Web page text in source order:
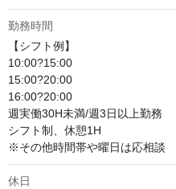
勤務時間
【シフト例】
10:00?15:00
15:00?20:00
16:00?20:00
週実働30H未満/週3日以上勤務
シフト制、休憩1H
※その他時間帯や曜日は応相談
休日